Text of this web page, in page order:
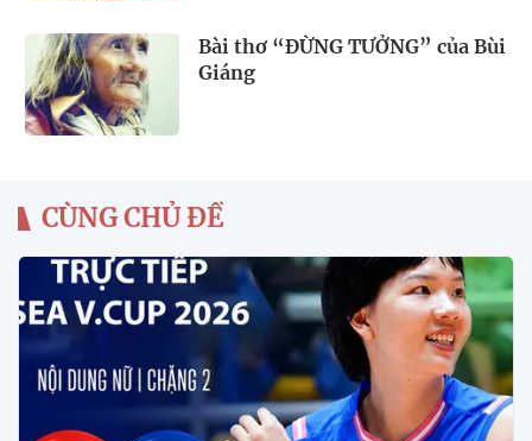
Bài thơ “ĐỪNG TƯỞNG” của Bùi
Giáng
CÙNG CHỦ ĐỀ